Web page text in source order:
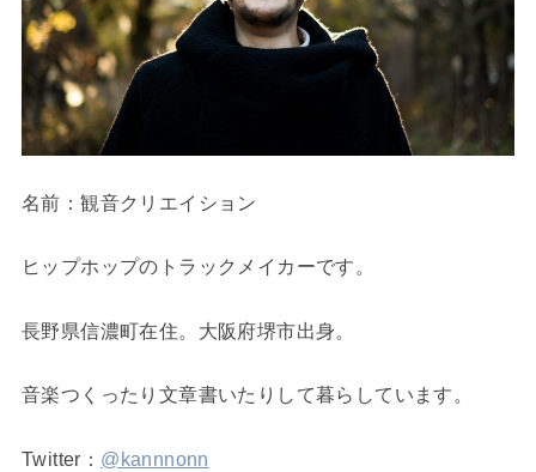
名前：観音クリエイション
ヒップホップのトラックメイカーです。
長野県信濃町在住。大阪府堺市出身。
音楽つくったり文章書いたりして暮らしています。
Twitter： @kannnonn